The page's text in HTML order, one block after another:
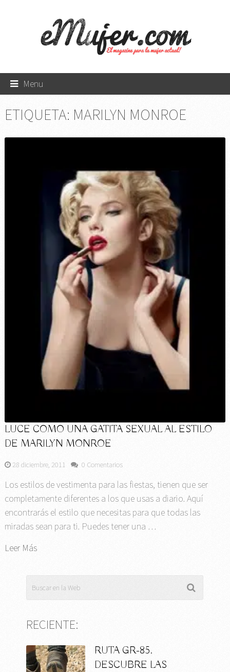
Menu
ETIQUETA: MARILYN MONROE
LUCE COMO UNA GATITA SEXUAL AL ESTILO
DE MARILYN MONROE
28 diciembre, 2011 0 Comentarios
Los estilos de vestimenta para las fiestas, tienen que ser
completamente diferentes a los que usas a diario. Aquí
encontrarás el estilo que necesitas para que todas las
miradas sean para ti. Puedes tener una …
Leer Más
RECIENTE:
RUTA GR-85.
DESCUBRE LAS